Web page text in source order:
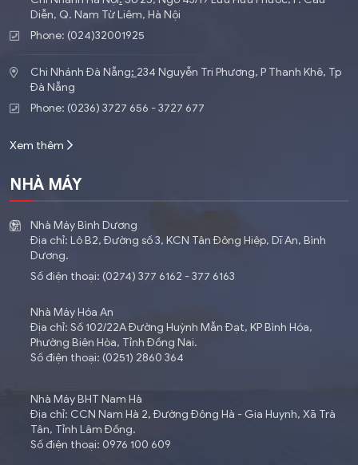
Diễn, Q. Nam Từ Liêm, Hà Nội
Phone: (024)32001925
Chi Nhánh Đà Nẵng: 234 Nguyễn Tri Phương, P Thanh Khê, Tp
Đà Nẵng
Phone: (0236) 3727 656 - 3727 677
Xem thêm
NHÀ MÁY
Nhà Máy Bình Dương
Địa chỉ: Lô B2, Đường số 3, KCN Tân Đông Hiệp, Dĩ An, Bình
Dương.
Số điện thoại: (0274) 377 6162 - 377 6163
Nhà Máy Hóa An
Địa chỉ: Số 102/22A Đường Huỳnh Mẫn Đạt, KP Bình Hóa,
Phường Biên Hòa, Tỉnh Đồng Nai.
Số điện thoại: (0251) 2860 364
Nhà Máy BHT Nam Hà
Địa chỉ: CCN Nam Hà 2, Đường Đông Hà - Gia Huynh, Xã Trà
Tân, Tỉnh Lâm Đồng.
Số điện thoại: 0976 100 609